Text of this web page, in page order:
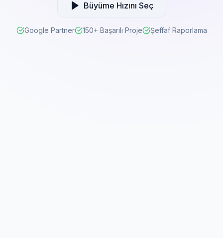
Büyüme Hızını Seç
Google Partner 150+ Başarılı Proje Şeffaf Raporlama